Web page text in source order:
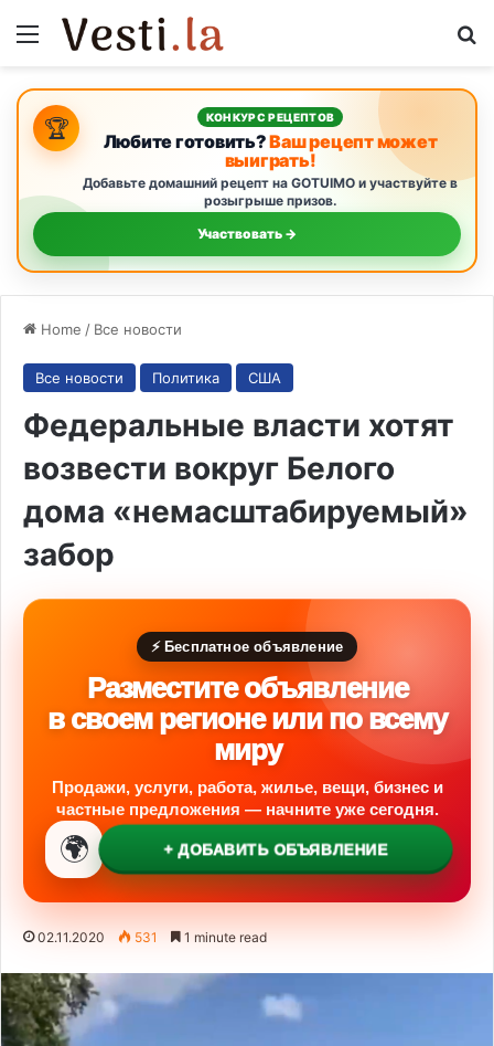
Menu
🏆 КОНКУРС РЕЦЕПТОВ
Любите готовить?Ваш рецепт может
выиграть!
Добавьте домашний рецепт на GOTUIMO и участвуйте в
розыгрыше призов.
Участвовать →
Home / Все новости
Все новости Политика США
Федеральные власти хотят
возвести вокруг Белого
дома «немасштабируемый»
забор
⚡ Бесплатное объявление
Разместите объявление
в своем регионе или по всему
миру
Продажи, услуги, работа, жилье, вещи, бизнес и
частные предложения — начните уже сегодня.
🌍 + ДОБАВИТЬ ОБЪЯВЛЕНИЕ
02.11.2020 531 1 minute read